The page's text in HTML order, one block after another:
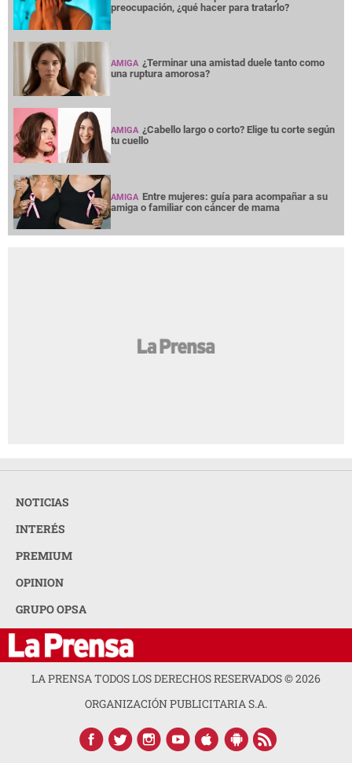
preocupación, ¿qué hacer para tratarlo?
AMIGA ¿Terminar una amistad duele tanto como
una ruptura amorosa?
AMIGA ¿Cabello largo o corto? Elige tu corte según
tu cuello
AMIGA Entre mujeres: guía para acompañar a su
amiga o familiar con cáncer de mama
NOTICIAS
INTERÉS
PREMIUM
OPINION
GRUPO OPSA
LA PRENSA TODOS LOS DERECHOS RESERVADOS ©2026
ORGANIZACIÓN PUBLICITARIA S.A.